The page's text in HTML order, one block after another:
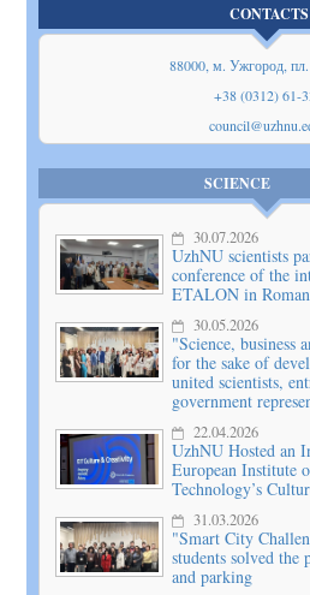
CONTACTS
88000, м. Ужгород,
+38 (0312) 61-
SCIENCE
30.07.2026
UzhNU scientists
conference of the
ETALON in
30.05.2026
"Science, business
for the sake of
united scientists,
government
22.04.2026
UzhNU Hosted an
European Institute
Technology’s
31.03.2026
"Smart City
students solved
and parking